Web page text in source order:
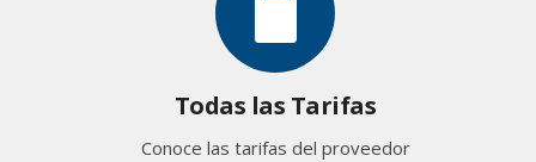
Todas las Tarifas
Conoce las tarifas del proveedor